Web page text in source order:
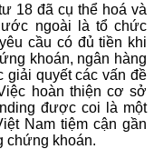
18 đã cụ thể hoá và
ngoài là tổ chức
cầu có đủ tiền khi
khoán, ngân hàng
giải quyết các vấn đề
hoàn thiện cơ sở
được coi là một
Nam tiệm cận gần
chứng khoán.